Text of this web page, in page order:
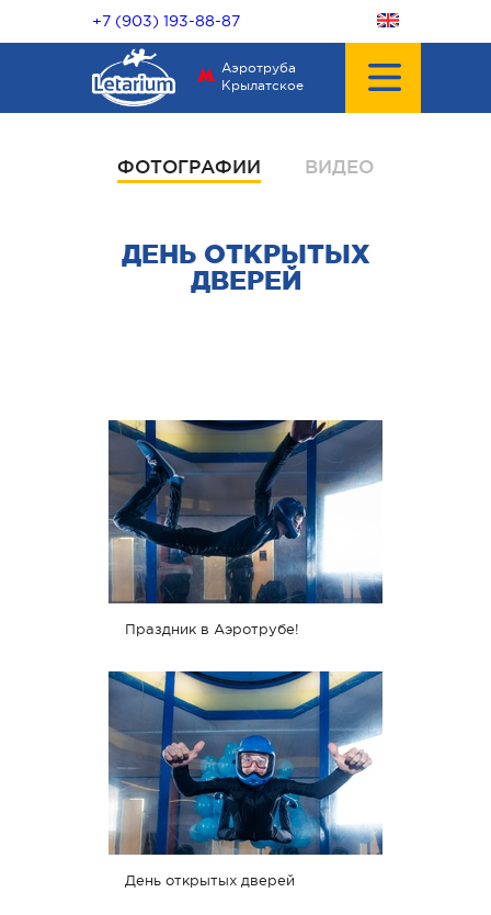
+7 (903) 193-88-87
Аэротруба
Крылатское
ФОТОГРАФИИ ВИДЕО
ДЕНЬ ОТКРЫТЫХ
ДВЕРЕЙ
Праздник в Аэротрубе!
День открытых дверей